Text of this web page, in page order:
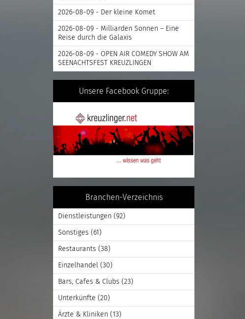
2026-08-09 - Der kleine Komet
2026-08-09 - Milliarden Sonnen – Eine
Reise durch die Galaxis
2026-08-09 - OPEN AIR COMEDY SHOW AM
SEENACHTSFEST KREUZLINGEN
Unsere Facebook Gruppe:
Branchen-Verzeichnis
Dienstleistungen (92)
Sonstiges (61)
Restaurants (38)
Einzelhandel (30)
Bars, Cafes & Clubs (23)
Unterkünfte (20)
Ärzte & Kliniken (13)